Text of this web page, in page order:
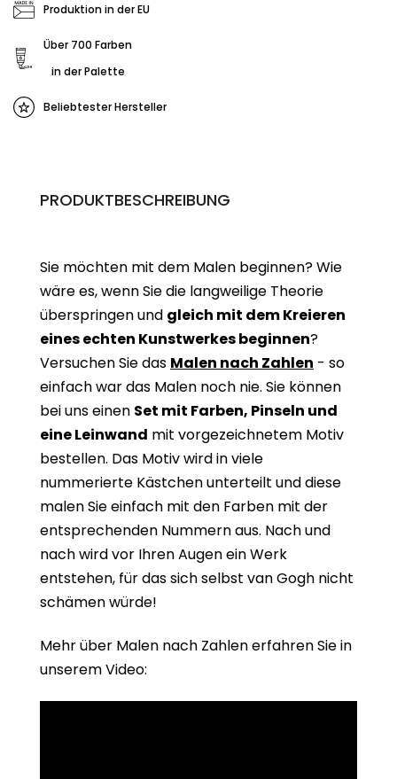
Produktion in der EU
Über 700 Farben
in der Palette
Beliebtester Hersteller
PRODUKTBESCHREIBUNG
Sie möchten mit dem Malen beginnen? Wie
wäre es, wenn Sie die langweilige Theorie
überspringen und gleich mit dem Kreieren
eines echten Kunstwerkes beginnen?
Versuchen Sie das Malen nach Zahlen - so
einfach war das Malen noch nie. Sie können
bei uns einen Set mit Farben, Pinseln und
eine Leinwand mit vorgezeichnetem Motiv
bestellen. Das Motiv wird in viele
nummerierte Kästchen unterteilt und diese
malen Sie einfach mit den Farben mit der
entsprechenden Nummern aus. Nach und
nach wird vor Ihren Augen ein Werk
entstehen, für das sich selbst van Gogh nicht
schämen würde!
Mehr über Malen nach Zahlen erfahren Sie in
unserem Video: